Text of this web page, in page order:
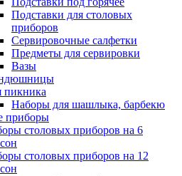
Подставки для столовых
приборов
Сервировочные салфетки
Предметы для сервировки
Вазы
пикника
Наборы для шашлыка, барбекю
приборы
столовых приборов на 6
столовых приборов на 12